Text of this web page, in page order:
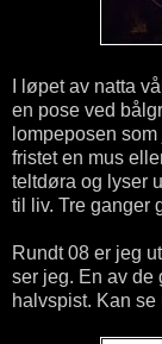
I løpet av natta
en pose ved
lompeposen
fristet en mus
teltdøra og lyser
til liv. Tre ganger
Rundt 08 er jeg
ser jeg. En av de
halvspist. Kan